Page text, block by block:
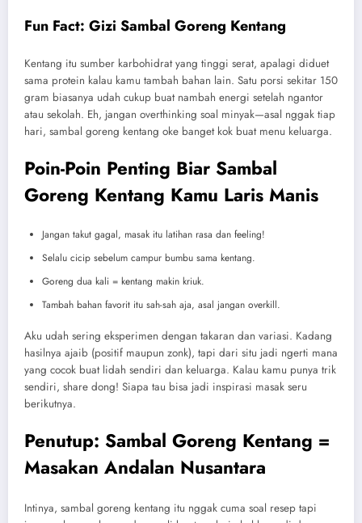
Fun Fact: Gizi Sambal Goreng Kentang
Kentang itu sumber karbohidrat yang tinggi serat, apalagi diduet
sama protein kalau kamu tambah bahan lain. Satu porsi sekitar 150
gram biasanya udah cukup buat nambah energi setelah ngantor
atau sekolah. Eh, jangan overthinking soal minyak—asal nggak tiap
hari, sambal goreng kentang oke banget kok buat menu keluarga.
Poin-Poin Penting Biar Sambal
Goreng Kentang Kamu Laris Manis
Jangan takut gagal, masak itu latihan rasa dan feeling!
Selalu cicip sebelum campur bumbu sama kentang.
Goreng dua kali = kentang makin kriuk.
Tambah bahan favorit itu sah-sah aja, asal jangan overkill.
Aku udah sering eksperimen dengan takaran dan variasi. Kadang
hasilnya ajaib (positif maupun zonk), tapi dari situ jadi ngerti mana
yang cocok buat lidah sendiri dan keluarga. Kalau kamu punya trik
sendiri, share dong! Siapa tau bisa jadi inspirasi masak seru
berikutnya.
Penutup: Sambal Goreng Kentang =
Masakan Andalan Nusantara
Intinya, sambal goreng kentang itu nggak cuma soal resep tapi